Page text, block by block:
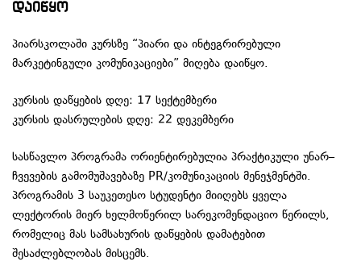
დაიწყო
პიარსკოლაში კურსზე “პიარი და ინტეგრირებული
მარკეტინგული კომუნიკაციები” მიღება დაიწყო.
კურსის დაწყების დღე: 17 სექტემბერი
კურსის დასრულების დღე: 22 დეკემბერი
სასწავლო პროგრამა ორიენტირებულია პრაქტიკული უნარ–
ჩვევების გამომუშავებაზე PR/კომუნიკაციის მენეჯმენტში.
პროგრამის 3 საუკეთესო სტუდენტი მიიღებს ყველა
ლექტორის მიერ ხელმოწერილ სარეკომენდაციო წერილს,
რომელიც მას სამსახურის დაწყების დამატებით
შესაძლებლობას მისცემს.